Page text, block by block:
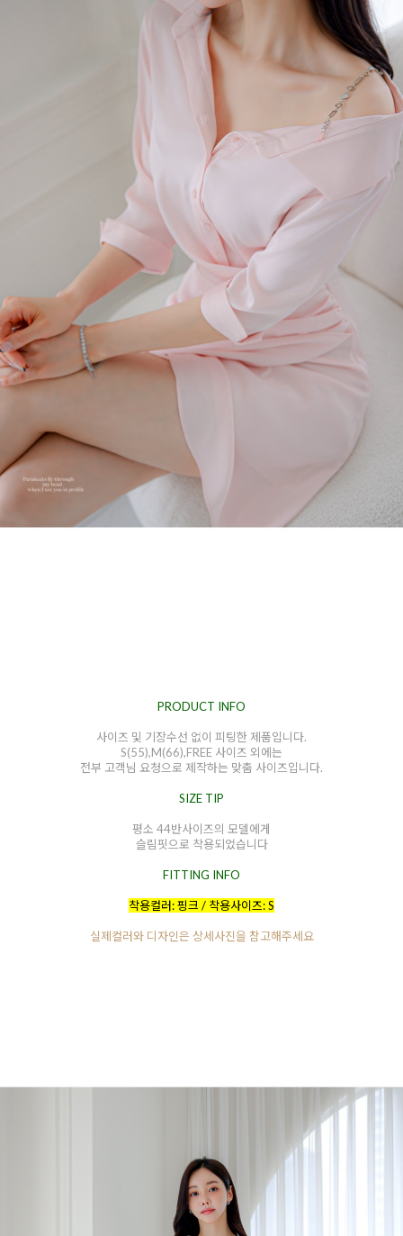
PRODUCT INFO
사이즈 및 기장수선 없이 피팅한 제품입니다.
S(55),M(66),FREE 사이즈 외에는
전부 고객님 요청으로 제작하는 맞춤 사이즈입니다.
SIZE TIP
평소 44반사이즈의 모델에게
슬림핏으로 착용되었습니다
FITTING INFO
착용컬러: 핑크 / 착용사이즈: S
실제컬러와 디자인은 상세사진을 참고해주세요